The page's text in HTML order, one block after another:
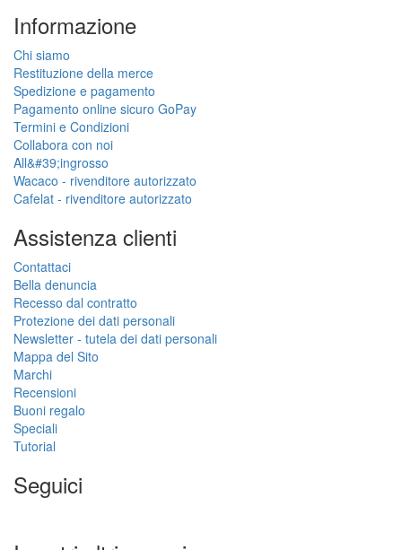
Informazione
Chi siamo
Restituzione della merce
Spedizione e pagamento
Pagamento online sicuro GoPay
Termini e Condizioni
Collabora con noi
All&#39;ingrosso
Wacaco - rivenditore autorizzato
Cafelat - rivenditore autorizzato
Assistenza clienti
Contattaci
Bella denuncia
Recesso dal contratto
Protezione dei dati personali
Newsletter - tutela dei dati personali
Mappa del Sito
Marchi
Recensioni
Buoni regalo
Speciali
Tutorial
Seguici